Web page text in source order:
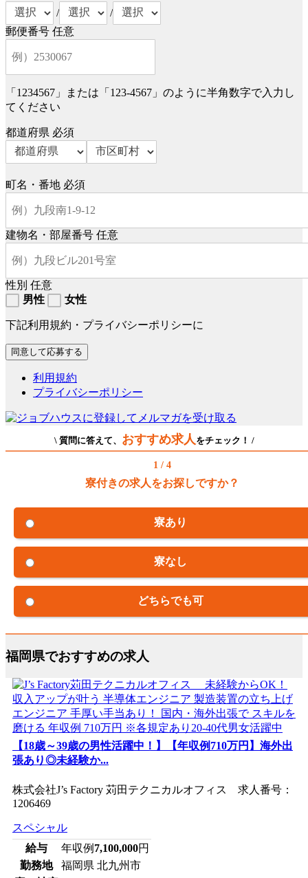
/
/
郵便番号 任意
「1234567」または「123-4567」のように半角数字で入力し
てください
都道府県 必須
町名・番地 必須
建物名・部屋番号 任意
性別 任意
男性
女性
下記利用規約・プライバシーポリシーに
利用規約
プライバシーポリシー
\ 質問に答えて、 おすすめ求人 をチェック！ /
1 / 4
寮付きの求人をお探しですか？
寮あり
寮なし
どちらでも可
福岡県でおすすめの求人
【18歳～39歳の男性活躍中！】【年収例710万円】海外出
張あり◎未経験か...
株式会社J’s Factory 苅田テクニカルオフィス 求人番号：
1206469
スペシャル
給与
年収例 7,100,000円
勤務地
福岡県 北九州市